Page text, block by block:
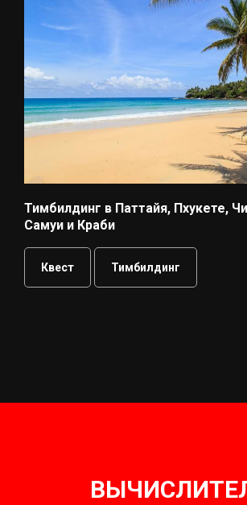
Тимбилдинг в Паттайя, Пхукете,
Самуи и Краби
Квест Тимбилдинг